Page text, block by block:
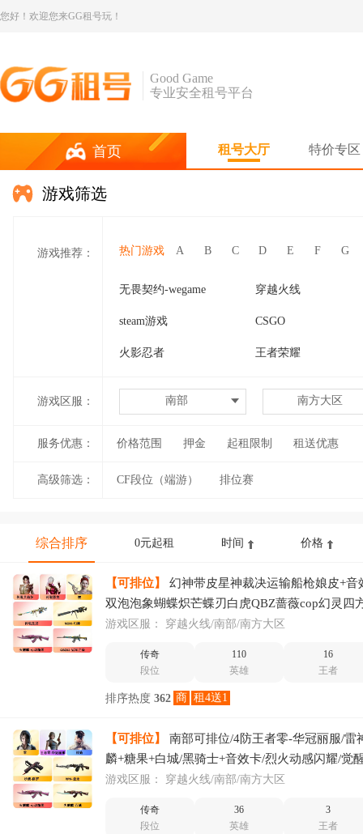
您好！欢迎您来GG租号玩！
Good Game
专业安全租号平台
首页 租号大厅 特价专区
游戏筛选
游戏推荐： 热门游戏 A B C D E F G
无畏契约-wegame 穿越火线
steam游戏 CSGO
火影忍者 王者荣耀
游戏区服： 南部 南方大区
服务优惠： 价格范围 押金 起租限制 租送优惠
高级筛选： CF段位（端游） 排位赛
综合排序 0元起租 时间 价格
【可排位】
幻神带皮星神裁决运输船枪娘皮+音
双泡泡象蝴蝶炽芒蝶刃白虎QBZ蔷薇cop幻灵四
手皮肤火箭筒皮肤顶尖生化皮肤
游戏区服： 穿越火线/南部/南方大区
传奇
段位
110
英雄
16
王者
排序热度 362 商 租4送1
【可排位】
南部可排位/4防王者零-华冠丽服/雷
麟+糖果+白城/黑骑士+音效卡/烈火动感闪耀/觉
虎电玩/4盘龙+炼狱/天神动感闪耀/4修罗/屠龙
游戏区服： 穿越火线/南部/南方大区
传奇
段位
36
英雄
3
王者